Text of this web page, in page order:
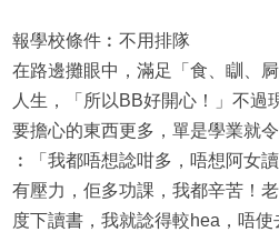
報學校條件︰不用排隊
在路邊攤眼中，滿足「食、瞓、
人生，「所以BB好開心！」不過
要擔心的東西更多，單是學業就
︰「我都唔想諗咁多，唔想阿女
有壓力，佢多功課，我都辛苦！
度下讀書，我就諗得較hea，唔